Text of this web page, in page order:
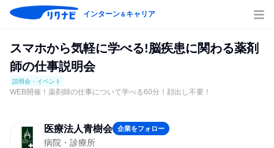
インターン＆キャリア
スマホから気軽に学べる!脳疾患に関わる薬剤
師の仕事説明会
説明会・イベント
WEB開催！薬剤師の仕事について学べる60分！顔出し不要！
医療法人青樹会 企業をフォロー
病院・診療所